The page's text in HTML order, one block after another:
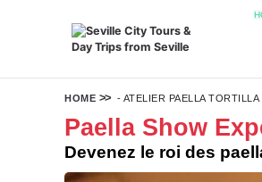
HOME - ATELIER PAELLA
Paella Show
Devenez le roi des